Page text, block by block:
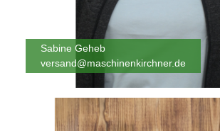
Sabine Geheb
versand@maschinenkirchner.de